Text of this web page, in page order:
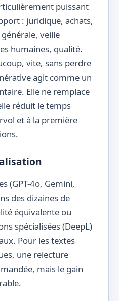
puissant
: juridique, achats,
veille
humaines, qualité.
vite, sans perdre
agit comme un
Elle ne remplace
réduit le temps
et à la première
(GPT-4o, Gemini,
des dizaines de
équivalente ou
spécialisées (DeepL)
Pour les textes
une relecture
mais le gain